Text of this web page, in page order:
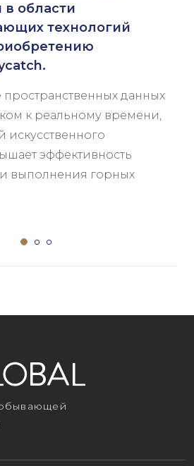
области
технологий
пространственных данных
к реальному времени,
искусственного
эффективность
выполнения горных